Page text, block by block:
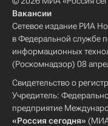
Вакансии
Сетевое издание РИА
в Федеральной службе
информационных
(Роскомнадзор) 08
Свидетельство о
Учредитель:
предприятие
«Россия сегодня» (МИА